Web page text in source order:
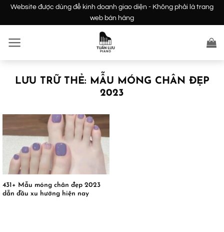
dung
Website được dùng để kinh doanh giao diện - Không phải là trang
web bán hàng
LƯU TRỮ THẺ: MẪU MÓNG CHÂN ĐẸP
2023
431+ Mẫu móng chân đẹp 2023
dẫn đầu xu hướng hiện nay